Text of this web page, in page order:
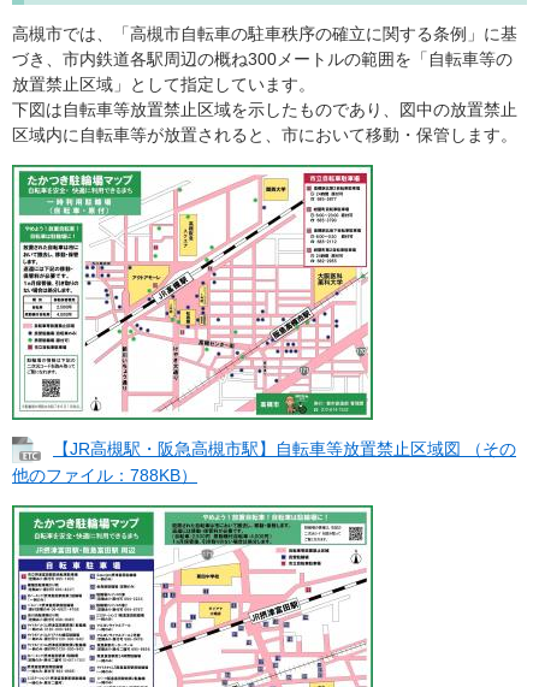
高槻市では、「高槻市自転車の駐車秩序の確立に関する条例」に基
づき、市内鉄道各駅周辺の概ね300メートルの範囲を「自転車等の
放置禁止区域」として指定しています。
下図は自転車等放置禁止区域を示したものであり、図中の放置禁止
区域内に自転車等が放置されると、市において移動・保管します。
【JR高槻駅・阪急高槻市駅】自転車等放置禁止区域図 （その
他のファイル：788KB）